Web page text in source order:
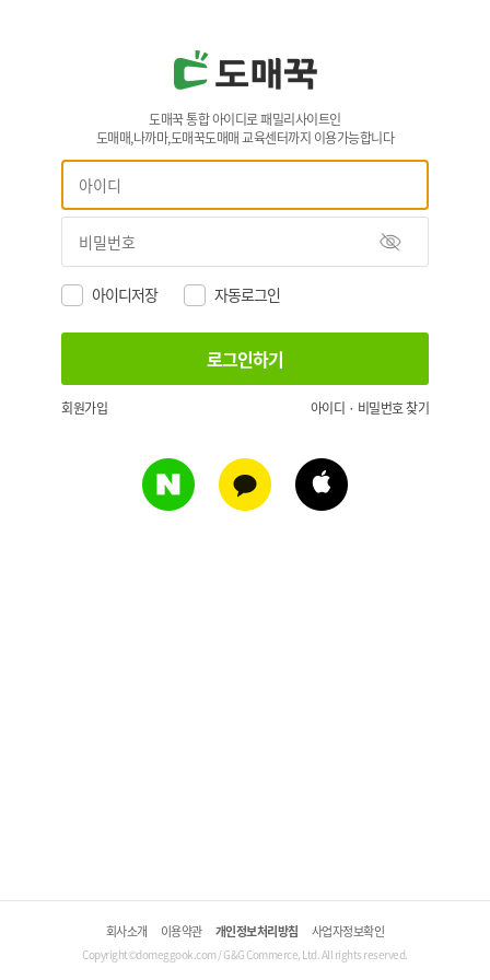
도매꾹 통합 아이디로 패밀리사이트인
도매매,나까마,도매꾹도매매 교육센터까지 이용가능합니다
아이디저장 자동로그인
회원가입 아이디 · 비밀번호 찾기
회사소개 이용약관 개인정보처리방침 사업자정보확인
Copyright©domeggook.com / G&G Commerce, Ltd. All rights reserved.